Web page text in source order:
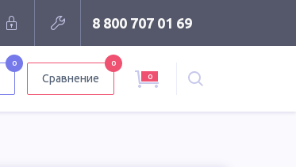
8 800 707 01 69
0
Сравнение
0
0